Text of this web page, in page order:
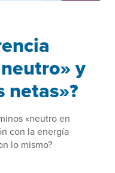
y
netas»?
«neutro en
con la energía
lo mismo?